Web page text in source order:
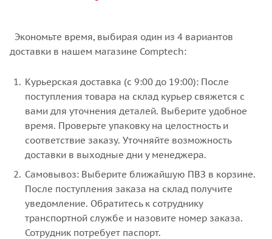
Экономьте время, выбирая один из 4 вариантов
доставки в нашем магазине Comptech:
Курьерская доставка (с 9:00 до 19:00): После
поступления товара на склад курьер свяжется с
вами для уточнения деталей. Выберите удобное
время. Проверьте упаковку на целостность и
соответствие заказу. Уточняйте возможность
доставки в выходные дни у менеджера.
Самовывоз: Выберите ближайшую ПВЗ в корзине.
После поступления заказа на склад получите
уведомление. Обратитесь к сотруднику
транспортной службе и назовите номер заказа.
Сотрудник потребует паспорт.